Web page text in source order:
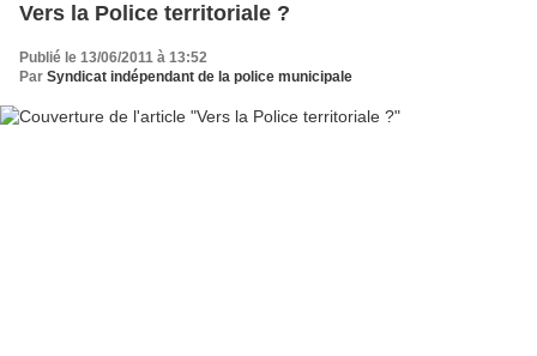
Vers la Police territoriale ?
Publié le 13/06/2011 à 13:52
Par Syndicat indépendant de la police municipale